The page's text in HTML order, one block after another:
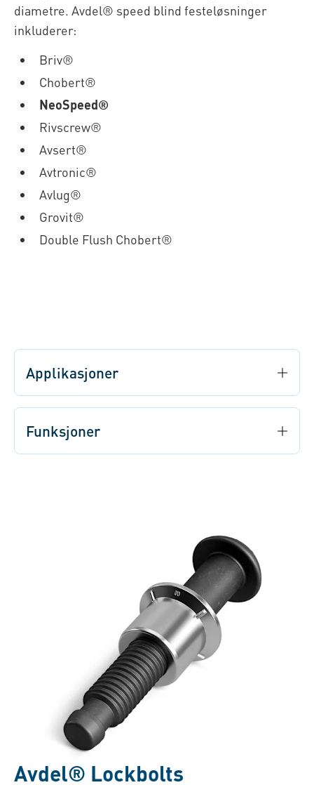
diametre. Avdel® speed blind festeløsninger
inkluderer:
Briv®
Chobert®
NeoSpeed®
Rivscrew®
Avsert®
Avtronic®
Avlug®
Grovit®
Double Flush Chobert®
Applikasjoner
Funksjoner
Avdel® Lockbolts